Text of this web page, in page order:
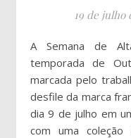
19 de julho
A Semana de Alta-Costura de Paris, para a
temporada de
marcada pelo
desfile da marca
dia 9 de julho em
com uma coleção